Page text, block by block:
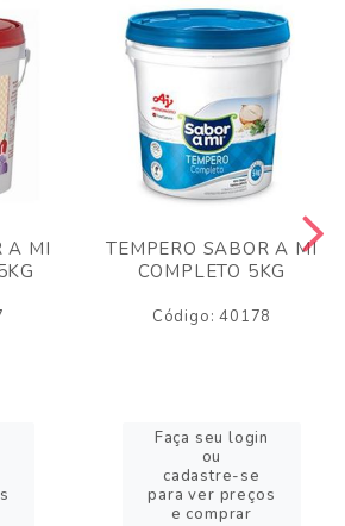
A MI
TEMPERO SABOR A MI
COMPLETO 5KG
Código: 40178
Faça seu login
ou
cadastre-se
para ver preços
e comprar